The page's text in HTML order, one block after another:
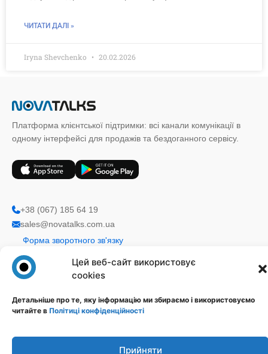
Цей веб-сайт використовує
cookies
Детальніше про те, яку інформацію ми збираємо і використовуємо
читайте в Політиці конфіденційності
Прийняти
ЧИТАТИ ДАЛІ »
Iryna Shevchenko 20.02.2026
Платформа клієнтської підтримки: всі канали комунікації в
одному інтерфейсі для продажів та бездоганного сервісу.
+38 (067) 185 64 19
sales@novatalks.com.ua
Форма зворотного зв'язку
База знань
Правова інформація
Публічна оферта